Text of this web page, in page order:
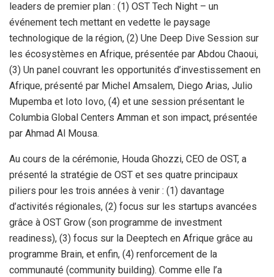
leaders de premier plan : (1) OST Tech Night – un
événement tech mettant en vedette le paysage
technologique de la région, (2) Une Deep Dive Session sur
les écosystèmes en Afrique, présentée par Abdou Chaoui,
(3) Un panel couvrant les opportunités d’investissement en
Afrique, présenté par Michel Amsalem, Diego Arias, Julio
Mupemba et Ioto Iovo, (4) et une session présentant le
Columbia Global Centers Amman et son impact, présentée
par Ahmad Al Mousa.
Au cours de la cérémonie, Houda Ghozzi, CEO de OST, a
présenté la stratégie de OST et ses quatre principaux
piliers pour les trois années à venir : (1) davantage
d’activités régionales, (2) focus sur les startups avancées
grâce à OST Grow (son programme de investment
readiness), (3) focus sur la Deeptech en Afrique grâce au
programme Brain, et enfin, (4) renforcement de la
communauté (community building). Comme elle l’a